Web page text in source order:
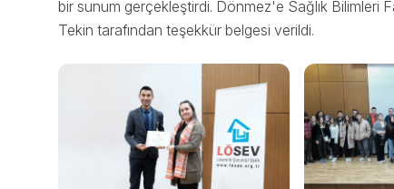
bir sunum gerçekleştirdi. Dönmez'e Sağlık Bilimleri
Tekin tarafından teşekkür belgesi verildi.